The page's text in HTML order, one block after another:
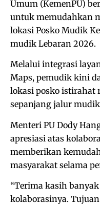
Umum (KemenPU)
untuk memudahkan
lokasi Posko Mudik
mudik Lebaran 2026.
Melalui integrasi
Maps, pemudik kini
lokasi posko istirahat
sepanjang jalur
Menteri PU Dody
apresiasi atas
memberikan
masyarakat selama
“Terima kasih
kolaborasinya.